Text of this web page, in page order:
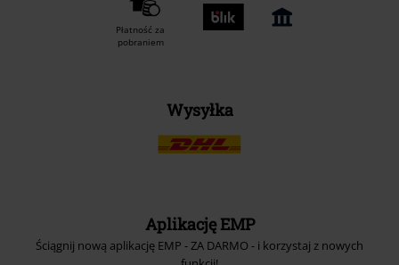
Płatność za
pobraniem
Wysyłka
Aplikację EMP
Ściągnij nową aplikację EMP - ZA DARMO - i korzystaj z nowych